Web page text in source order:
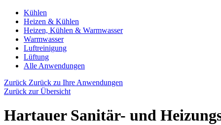
Kühlen
Heizen & Kühlen
Heizen, Kühlen & Warmwasser
Warmwasser
Luftreinigung
Lüftung
Alle Anwendungen
Zurück Zurück zu Ihre Anwendungen
Zurück zur Übersicht
Hartauer Sanitär- und